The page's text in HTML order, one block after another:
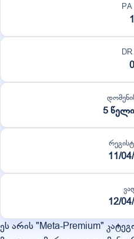
PA
1
DR
0
5
11/
12/
ეს არის "Meta-Premium"